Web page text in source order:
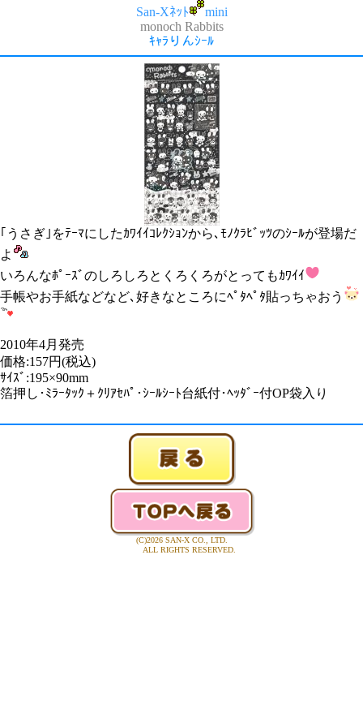
San-Xﾈｯﾄ
mini
monoch Rabbits
ｷｬﾗりんｼｰﾙ
｢うさぎ｣をﾃｰﾏにしたｶﾜｲｲｺﾚｸｼｮﾝから､ﾓﾉｸﾗﾋﾞｯﾂのｼｰﾙが登場だ
よ
いろんなﾎﾟｰｽﾞのしろしろとくろくろがとってもｶﾜｲｲ
手帳やお手紙などなど､好きなところにﾍﾟﾀﾍﾟﾀ貼っちゃおう
2010年4月発売
価格:157円(税込)
ｻｲｽﾞ:195×90mm
箔押し･ﾐﾗｰﾀｯｸ＋ｸﾘｱｾﾊﾟ･ｼｰﾙｼｰﾄ台紙付･ﾍｯﾀﾞｰ付OP袋入り
(C)2026 SAN-X CO., LTD.
ALL RIGHTS RESERVED.